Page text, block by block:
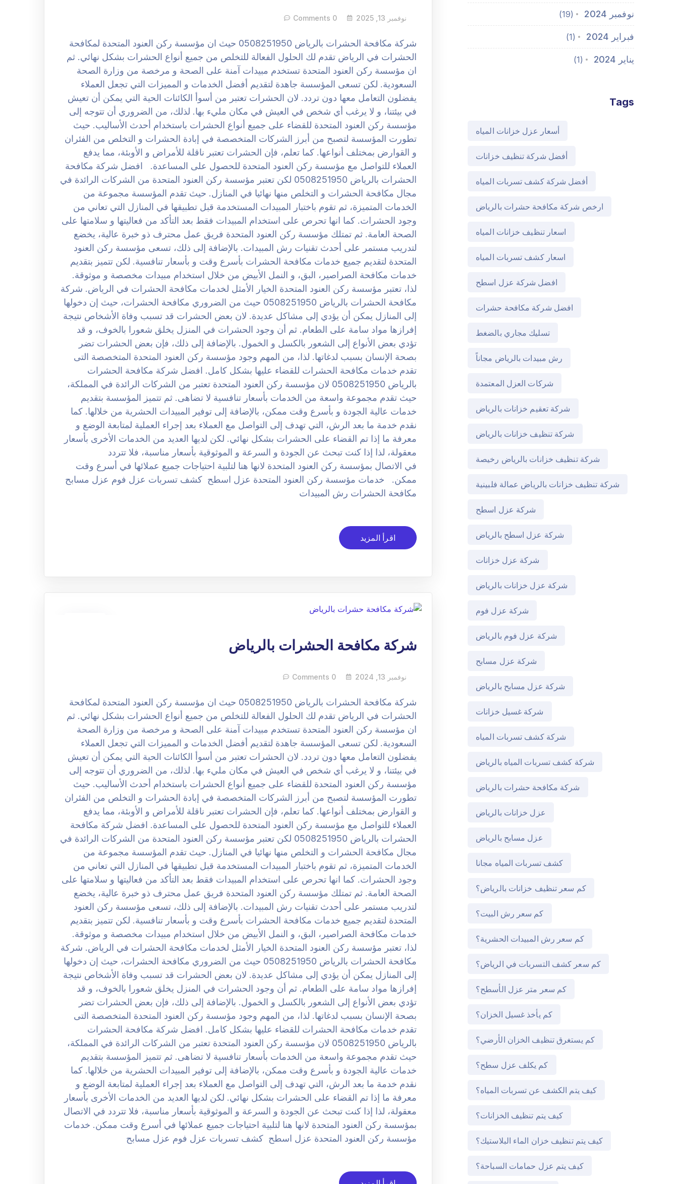
نوفمبر 13, 2025 0 Comments
شركة مكافحة الحشرات بالرياض 0508251950 حيث ان مؤسسة ركن العنود المتحدة لمكافحة
الحشرات في الرياض تقدم لك الحلول الفعالة للتخلص من جميع أنواع الحشرات بشكل نهائي. ثم
ان مؤسسة ركن العنود المتحدة تستخدم مبيدات آمنة على الصحة و مرخصة من وزارة الصحة
السعودية. لكن تسعى المؤسسة جاهدة لتقديم أفضل الخدمات و المميزات التي تجعل العملاء
يفضلون التعامل معها دون تردد. لان الحشرات تعتبر من أسوأ الكائنات الحية التي يمكن أن تعيش
في بيئتنا، و لا يرغب أي شخص في العيش في مكان مليء بها. لذلك، من الضروري أن تتوجه إلى
مؤسسة ركن العنود المتحدة للقضاء على جميع أنواع الحشرات باستخدام أحدث الأساليب. حيث
تطورت المؤسسة لتصبح من أبرز الشركات المتخصصة في إبادة الحشرات و التخلص من الفئران
و القوارض بمختلف أنواعها. كما تعلم، فإن الحشرات تعتبر ناقلة للأمراض و الأوبئة، مما يدفع
العملاء للتواصل مع مؤسسة ركن العنود المتحدة للحصول على المساعدة. افضل شركة مكافحة
الحشرات بالرياض 0508251950 لكن تعتبر مؤسسة ركن العنود المتحدة من الشركات الرائدة في
مجال مكافحة الحشرات و التخلص منها نهائيا في المنازل. حيث تقدم المؤسسة مجموعة من
الخدمات المتميزة، ثم تقوم باختبار المبيدات المستخدمة قبل تطبيقها في المنازل التي تعاني من
وجود الحشرات. كما انها تحرص على استخدام المبيدات فقط بعد التأكد من فعاليتها و سلامتها على
الصحة العامة. ثم تمتلك مؤسسة ركن العنود المتحدة فريق عمل محترف ذو خبرة عالية، يخضع
لتدريب مستمر على أحدث تقنيات رش المبيدات. بالإضافة إلى ذلك، تسعى مؤسسة ركن العنود
المتحدة لتقديم جميع خدمات مكافحة الحشرات بأسرع وقت و بأسعار تنافسية. لكن تتميز بتقديم
خدمات مكافحة الصراصير، البق، و النمل الأبيض من خلال استخدام مبيدات مخصصة و موثوقة.
لذا، تعتبر مؤسسة ركن العنود المتحدة الخيار الأمثل لخدمات مكافحة الحشرات في الرياض. شركة
مكافحة الحشرات بالرياض 0508251950 حيث من الضروري مكافحة الحشرات، حيث إن دخولها
إلى المنازل يمكن أن يؤدي إلى مشاكل عديدة. لان بعض الحشرات قد تسبب وفاة الأشخاص نتيجة
إفرازها مواد سامة على الطعام. ثم أن وجود الحشرات في المنزل يخلق شعورا بالخوف، و قد
تؤدي بعض الأنواع إلى الشعور بالكسل و الخمول. بالإضافة إلى ذلك، فإن بعض الحشرات تضر
بصحة الإنسان بسبب لدغاتها. لذا، من المهم وجود مؤسسة ركن العنود المتحدة المتخصصة التى
تقدم خدمات مكافحة الحشرات للقضاء عليها بشكل كامل. افضل شركة مكافحة الحشرات
بالرياض 0508251950 لان مؤسسة ركن العنود المتحدة تعتبر من الشركات الرائدة في المملكة،
حيث تقدم مجموعة واسعة من الخدمات بأسعار تنافسية لا تضاهى. ثم تتميز المؤسسة بتقديم
خدمات عالية الجودة و بأسرع وقت ممكن، بالإضافة إلى توفير المبيدات الحشرية من خلالها. كما
نقدم خدمة ما بعد الرش، التي تهدف إلى التواصل مع العملاء بعد إجراء العملية لمتابعة الوضع و
معرفة ما إذا تم القضاء على الحشرات بشكل نهائي. لكن لديها العديد من الخدمات الأخرى بأسعار
معقولة، لذا إذا كنت تبحث عن الجودة و السرعة و الموثوقية بأسعار مناسبة، فلا تتردد
في الاتصال بمؤسسة ركن العنود المتحدة لانها هنا لتلبية احتياجات جميع عملائها في أسرع وقت
ممكن. خدمات مؤسسة ركن العنود المتحدة عزل اسطح كشف تسربات عزل فوم عزل مسابح
مكافحة الحشرات رش المبيدات
اقرأ المزيد
شركة مكافحة الحشرات بالرياض
نوفمبر 13, 2024 0 Comments
شركة مكافحة الحشرات بالرياض 0508251950 حيث ان مؤسسة ركن العنود المتحدة لمكافحة
الحشرات في الرياض تقدم لك الحلول الفعالة للتخلص من جميع أنواع الحشرات بشكل نهائي. ثم
ان مؤسسة ركن العنود المتحدة تستخدم مبيدات آمنة على الصحة و مرخصة من وزارة الصحة
السعودية. لكن تسعى المؤسسة جاهدة لتقديم أفضل الخدمات و المميزات التي تجعل العملاء
يفضلون التعامل معها دون تردد. لان الحشرات تعتبر من أسوأ الكائنات الحية التي يمكن أن تعيش
في بيئتنا، و لا يرغب أي شخص في العيش في مكان مليء بها. لذلك، من الضروري أن تتوجه إلى
مؤسسة ركن العنود المتحدة للقضاء على جميع أنواع الحشرات باستخدام أحدث الأساليب. حيث
تطورت المؤسسة لتصبح من أبرز الشركات المتخصصة في إبادة الحشرات و التخلص من الفئران
و القوارض بمختلف أنواعها. كما تعلم، فإن الحشرات تعتبر ناقلة للأمراض و الأوبئة، مما يدفع
العملاء للتواصل مع مؤسسة ركن العنود المتحدة للحصول على المساعدة. افضل شركة مكافحة
الحشرات بالرياض 0508251950 لكن تعتبر مؤسسة ركن العنود المتحدة من الشركات الرائدة في
مجال مكافحة الحشرات و التخلص منها نهائيا في المنازل. حيث تقدم المؤسسة مجموعة من
الخدمات المتميزة، ثم تقوم باختبار المبيدات المستخدمة قبل تطبيقها في المنازل التي تعاني من
وجود الحشرات. كما انها تحرص على استخدام المبيدات فقط بعد التأكد من فعاليتها و سلامتها على
الصحة العامة. ثم تمتلك مؤسسة ركن العنود المتحدة فريق عمل محترف ذو خبرة عالية، يخضع
لتدريب مستمر على أحدث تقنيات رش المبيدات. بالإضافة إلى ذلك، تسعى مؤسسة ركن العنود
المتحدة لتقديم جميع خدمات مكافحة الحشرات بأسرع وقت و بأسعار تنافسية. لكن تتميز بتقديم
خدمات مكافحة الصراصير، البق، و النمل الأبيض من خلال استخدام مبيدات مخصصة و موثوقة.
لذا، تعتبر مؤسسة ركن العنود المتحدة الخيار الأمثل لخدمات مكافحة الحشرات في الرياض. شركة
مكافحة الحشرات بالرياض 0508251950 حيث من الضروري مكافحة الحشرات، حيث إن دخولها
إلى المنازل يمكن أن يؤدي إلى مشاكل عديدة. لان بعض الحشرات قد تسبب وفاة الأشخاص نتيجة
إفرازها مواد سامة على الطعام. ثم أن وجود الحشرات في المنزل يخلق شعورا بالخوف، و قد
تؤدي بعض الأنواع إلى الشعور بالكسل و الخمول. بالإضافة إلى ذلك، فإن بعض الحشرات تضر
بصحة الإنسان بسبب لدغاتها. لذا، من المهم وجود مؤسسة ركن العنود المتحدة المتخصصة التى
تقدم خدمات مكافحة الحشرات للقضاء عليها بشكل كامل. افضل شركة مكافحة الحشرات
بالرياض 0508251950 لان مؤسسة ركن العنود المتحدة تعتبر من الشركات الرائدة في المملكة،
حيث تقدم مجموعة واسعة من الخدمات بأسعار تنافسية لا تضاهى. ثم تتميز المؤسسة بتقديم
خدمات عالية الجودة و بأسرع وقت ممكن، بالإضافة إلى توفير المبيدات الحشرية من خلالها. كما
نقدم خدمة ما بعد الرش، التي تهدف إلى التواصل مع العملاء بعد إجراء العملية لمتابعة الوضع و
معرفة ما إذا تم القضاء على الحشرات بشكل نهائي. لكن لديها العديد من الخدمات الأخرى بأسعار
معقولة، لذا إذا كنت تبحث عن الجودة و السرعة و الموثوقية بأسعار مناسبة، فلا تتردد في الاتصال
بمؤسسة ركن العنود المتحدة لانها هنا لتلبية احتياجات جميع عملائها في أسرع وقت ممكن. خدمات
مؤسسة ركن العنود المتحدة عزل اسطح كشف تسربات عزل فوم عزل مسابح
نوفمبر 2024 (19)
فبراير 2024 (1)
يناير 2024 (1)
Tags
أسعار عزل خزانات المياه
أفضل شركة تنظيف خزانات
أفضل شركة كشف تسربات المياه
ارخص شركة مكافحة حشرات بالرياض
اسعار تنظيف خزانات المياه
اسعار كشف تسربات المياه
افضل شركة عزل اسطح
افضل شركة مكافحة حشرات
تسليك مجاري بالضغط
رش مبيدات بالرياض مجاناً
شركات العزل المعتمدة
شركة تعقيم خزانات بالرياض
شركة تنظيف خزانات بالرياض
شركة تنظيف خزانات بالرياض رخيصة
شركة تنظيف خزانات بالرياض عمالة فلبينية
شركة عزل اسطح
شركة عزل اسطح بالرياض
شركة عزل خزانات
شركة عزل خزانات بالرياض
شركة عزل فوم
شركة عزل فوم بالرياض
شركة عزل مسابح
شركة عزل مسابح بالرياض
شركة غسيل خزانات
شركة كشف تسربات المياه
شركة كشف تسربات المياه بالرياض
شركة مكافحة حشرات بالرياض
عزل خزانات بالرياض
عزل مسابح بالرياض
كشف تسربات المياه مجانا
كم سعر تنظيف خزانات بالرياض؟
كم سعر رش البيت؟
كم سعر رش المبيدات الحشرية؟
كم سعر كشف التسربات في الرياض؟
كم سعر متر عزل الأسطح؟
كم يأخذ غسيل الخزان؟
كم يستغرق تنظيف الخزان الأرضي؟
كم يكلف عزل سطح؟
كيف يتم الكشف عن تسربات المياه؟
كيف يتم تنظيف الخزانات؟
كيف يتم تنظيف خزان الماء البلاستيك؟
كيف يتم عزل حمامات السباحة؟